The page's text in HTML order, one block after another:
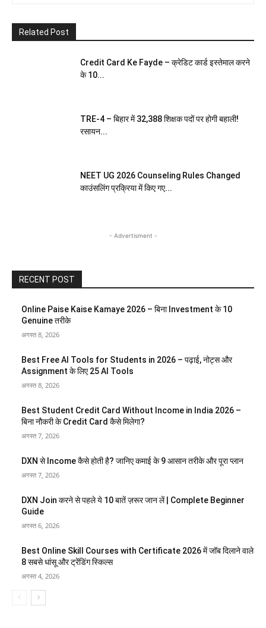
Related Post
Credit Card Ke Fayde – क्रेडिट कार्ड इस्तेमाल करने
के 10...
TRE-4 – बिहार में 32,388 शिक्षक पदों पर होगी बहाली!
रसायन...
NEET UG 2026 Counseling Rules Changed
काउंसलिंग प्रक्रिया में किए गए...
- Advertisment -
RECENT POST
Online Paise Kaise Kamaye 2026 – बिना Investment के 10
Genuine तरीके
अगस्त 8, 2026
Best Free AI Tools for Students in 2026 – पढ़ाई, नोट्स और
Assignment के लिए 25 AI Tools
अगस्त 8, 2026
Best Student Credit Card Without Income in India 2026 –
बिना नौकरी के Credit Card कैसे मिलेगा?
अगस्त 7, 2026
DXN से Income कैसे होती है? जानिए कमाई के 9 आसान तरीके और पूरा प्लान
अगस्त 7, 2026
DXN Join करने से पहले ये 10 बातें ज़रूर जान लें | Complete Beginner
Guide
अगस्त 6, 2026
Best Online Skill Courses with Certificate 2026 में जॉब दिलाने वाले
8 सबसे धांसू और ट्रेंडिंग स्किल्स
अगस्त 4, 2026